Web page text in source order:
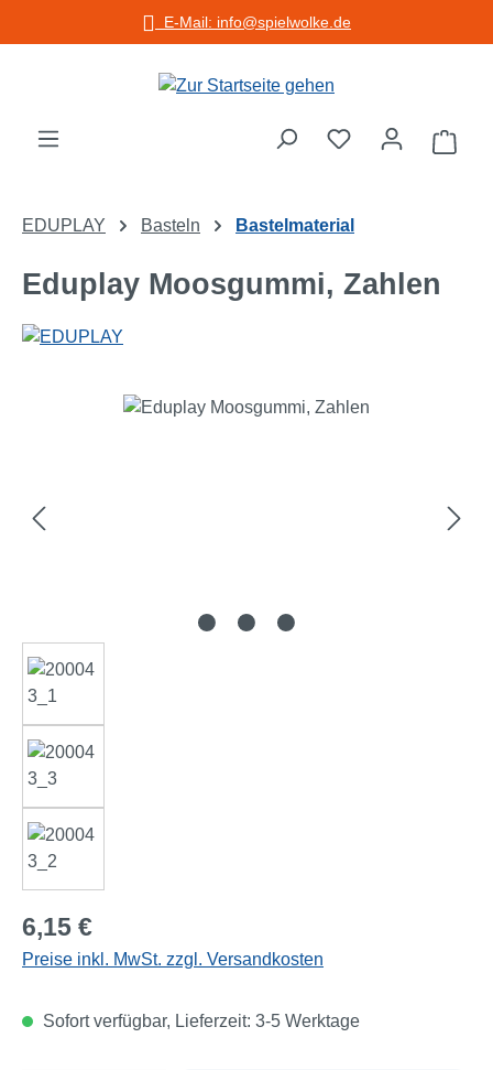
Zum Hauptinhalt springenE-Mail: info@spielwolke.de
EDUPLAY Basteln Bastelmaterial
Eduplay Moosgummi, Zahlen
Regulärer Preis:
6,15 €
Preise inkl. MwSt. zzgl. Versandkosten
Sofort verfügbar, Lieferzeit: 3-5 Werktage